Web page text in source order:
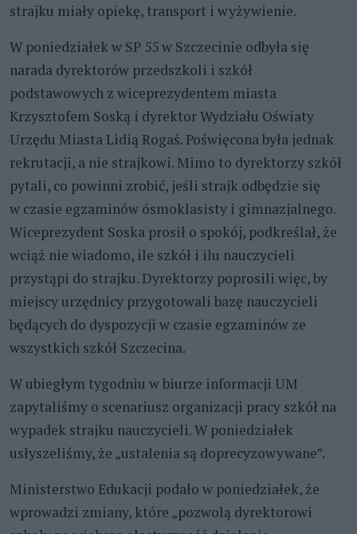
strajku miały opiekę, transport i wyżywienie.
W poniedziałek w SP 55 w Szczecinie odbyła się
narada dyrektorów przedszkoli i szkół
podstawowych z wiceprezydentem miasta
Krzysztofem Soską i dyrektor Wydziału Oświaty
Urzędu Miasta Lidią Rogaś. Poświęcona była jednak
rekrutacji, a nie strajkowi. Mimo to dyrektorzy szkół
pytali, co powinni zrobić, jeśli strajk odbędzie się
w czasie egzaminów ósmoklasisty i gimnazjalnego.
Wiceprezydent Soska prosił o spokój, podkreślał, że
wciąż nie wiadomo, ile szkół i ilu nauczycieli
przystąpi do strajku. Dyrektorzy poprosili więc, by
miejscy urzędnicy przygotowali bazę nauczycieli
będących do dyspozycji w czasie egzaminów ze
wszystkich szkół Szczecina.
W ubiegłym tygodniu w biurze informacji UM
zapytaliśmy o scenariusz organizacji pracy szkół na
wypadek strajku nauczycieli. W poniedziałek
usłyszeliśmy, że „ustalenia są doprecyzowywane”.
Ministerstwo Edukacji podało w poniedziałek, że
wprowadzi zmiany, które „pozwolą dyrektorowi